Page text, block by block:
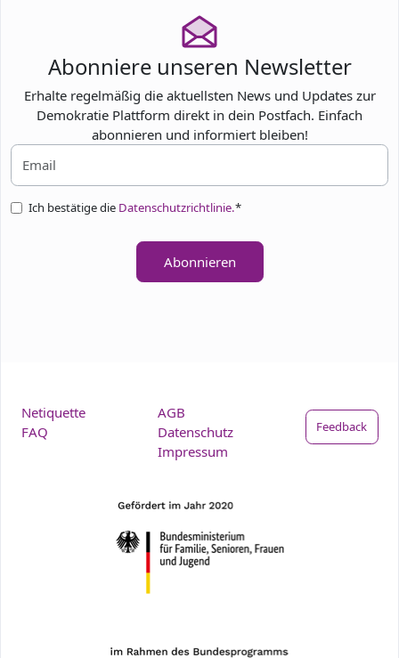
Abonniere unseren Newsletter
Erhalte regelmäßig die aktuellsten News und Updates zur
Demokratie Plattform direkt in dein Postfach. Einfach
abonnieren und informiert bleiben!
Ich bestätige die Datenschutzrichtlinie.*
Abonnieren
Netiquette
FAQ
AGB
Datenschutz
Impressum
Feedback